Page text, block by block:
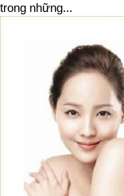
trong những...